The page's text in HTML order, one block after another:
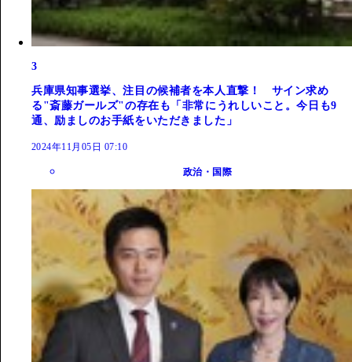
3
兵庫県知事選挙、注目の候補者を本人直撃！ サイン求め
る"斎藤ガールズ"の存在も「非常にうれしいこと。今日も9
通、励ましのお手紙をいただきました」
2024年11月05日 07:10
政治・国際